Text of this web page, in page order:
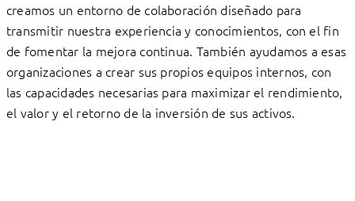
creamos un entorno de colaboración diseñado para
transmitir nuestra experiencia y conocimientos, con el fin
de fomentar la mejora continua. También ayudamos a esas
organizaciones a crear sus propios equipos internos, con
las capacidades necesarias para maximizar el rendimiento,
el valor y el retorno de la inversión de sus activos.